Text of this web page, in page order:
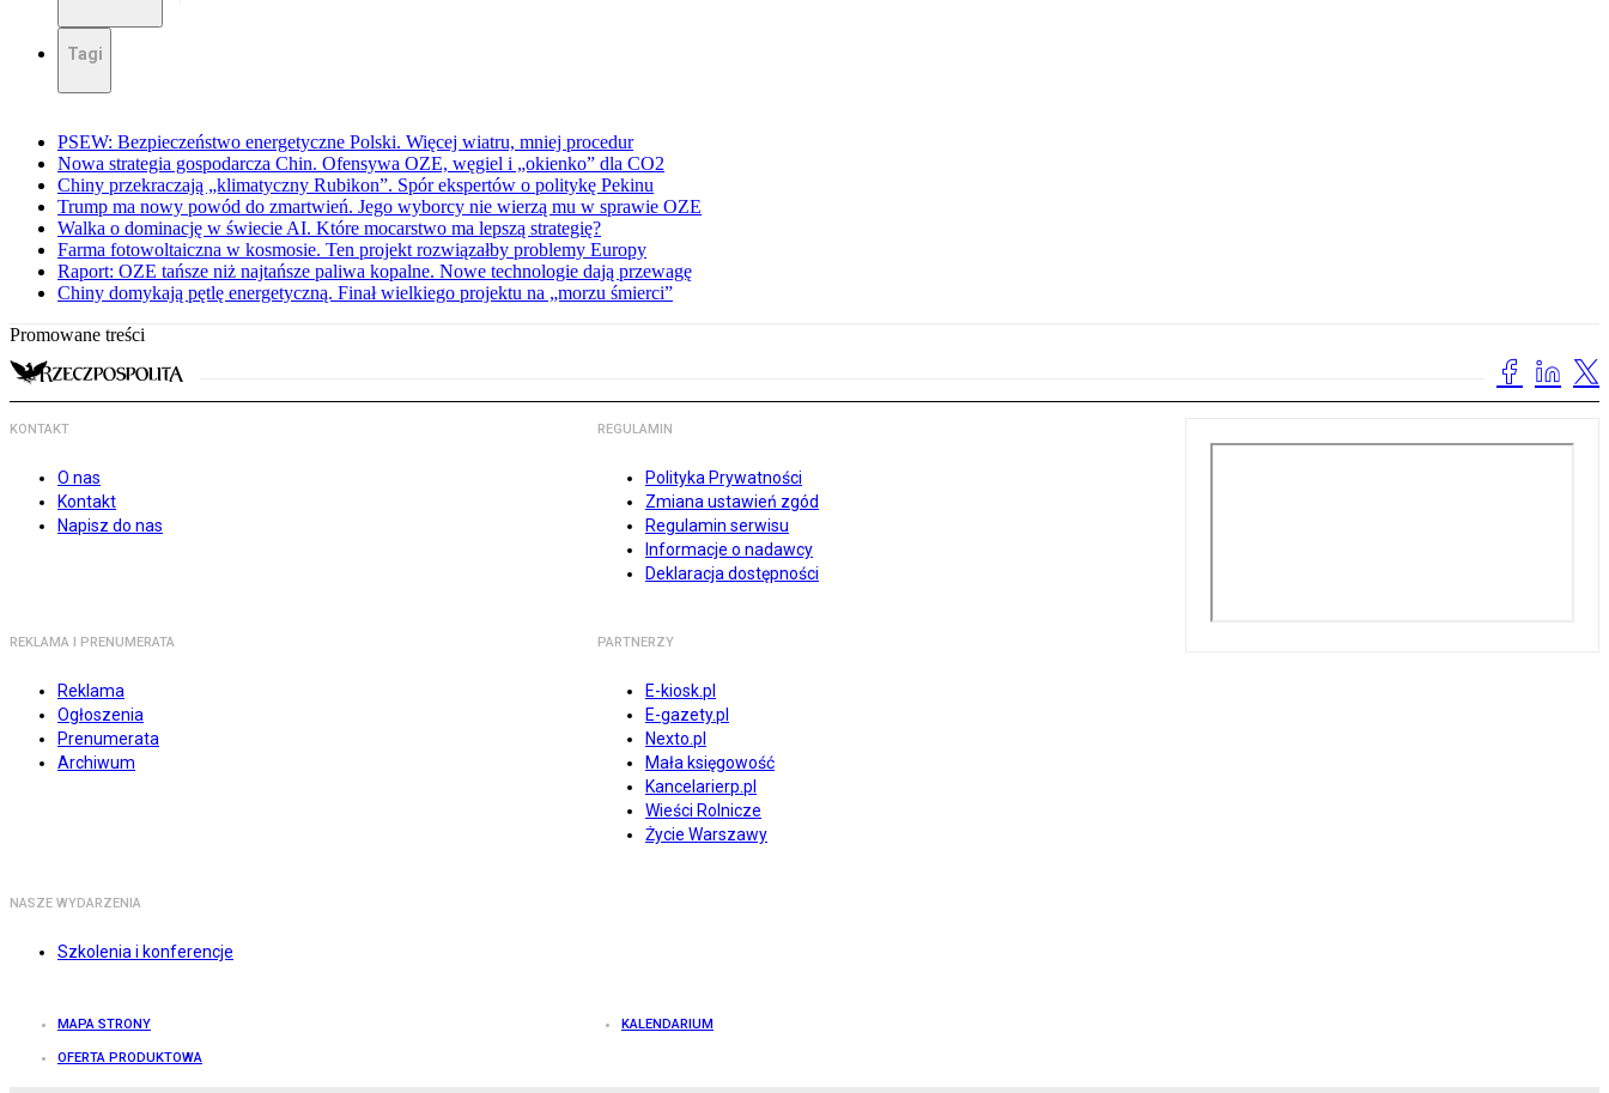
Tagi
PSEW: Bezpieczeństwo energetyczne Polski. Więcej wiatru, mniej procedur
Nowa strategia gospodarcza Chin. Ofensywa OZE, węgiel i „okienko” dla CO2
Chiny przekraczają „klimatyczny Rubikon”. Spór ekspertów o politykę Pekinu
Trump ma nowy powód do zmartwień. Jego wyborcy nie wierzą mu w sprawie OZE
Walka o dominację w świecie AI. Które mocarstwo ma lepszą strategię?
Farma fotowoltaiczna w kosmosie. Ten projekt rozwiązałby problemy Europy
Raport: OZE tańsze niż najtańsze paliwa kopalne. Nowe technologie dają przewagę
Chiny domykają pętlę energetyczną. Finał wielkiego projektu na „morzu śmierci”
Promowane treści
KONTAKT
O nas
Kontakt
Napisz do nas
REGULAMIN
Polityka Prywatności
Zmiana ustawień zgód
Regulamin serwisu
Informacje o nadawcy
Deklaracja dostępności
REKLAMA I PRENUMERATA
Reklama
Ogłoszenia
Prenumerata
Archiwum
PARTNERZY
E-kiosk.pl
E-gazety.pl
Nexto.pl
Mała księgowość
Kancelarierp.pl
Wieści Rolnicze
Życie Warszawy
NASZE WYDARZENIA
Szkolenia i konferencje
MAPA STRONY KALENDARIUM
OFERTA PRODUKTOWA